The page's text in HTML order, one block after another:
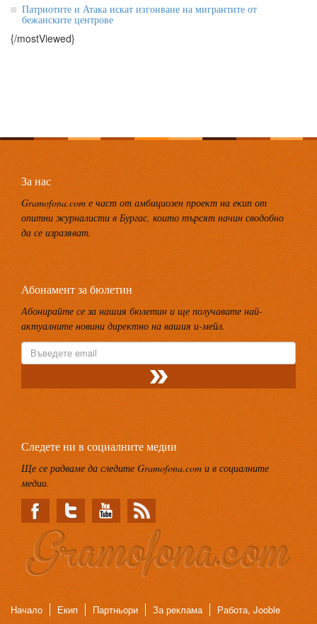
Патриотите и Атака искат изгонване на мигрантите от
бежанските центрове
{/mostViewed}
За нас
Gramofona.com е част от амбициозен проект на екип от
опитни журналисти в Бургас, които търсят начин сводобно
да се изразяват.
Абонамент за бюлетин
Абонирайте се за нашия бюлетин и ще получавате най-
актуалните новини директно на вашия и-мейл.
Следете ни в социалните медии
Ще се радваме да следите Gramofona.com и в социалните
медии.
Начало Екип Партньори За реклама Работа, Jooble